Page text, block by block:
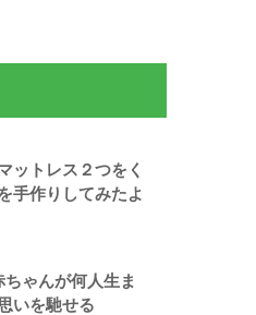
ットレス２つをく
手作りしてみたよ
ゃんが何人生ま
いを馳せる